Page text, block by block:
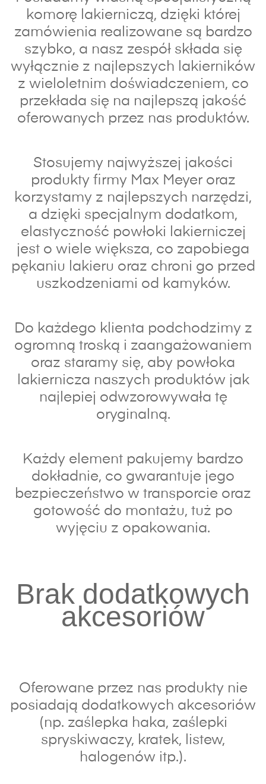
komorę lakierniczą, dzięki której
zamówienia realizowane są bardzo
szybko, a nasz zespół składa się
wyłącznie z najlepszych lakierników
z wieloletnim doświadczeniem, co
przekłada się na najlepszą jakość
oferowanych przez nas produktów.
Stosujemy najwyższej jakości
produkty firmy Max Meyer oraz
korzystamy z najlepszych narzędzi,
a dzięki specjalnym dodatkom,
elastyczność powłoki lakierniczej
jest o wiele większa, co zapobiega
pękaniu lakieru oraz chroni go przed
uszkodzeniami od kamyków.
Do każdego klienta podchodzimy z
ogromną troską i zaangażowaniem
oraz staramy się, aby powłoka
lakiernicza naszych produktów jak
najlepiej odwzorowywała tę
oryginalną.
Każdy element pakujemy bardzo
dokładnie, co gwarantuje jego
bezpieczeństwo w transporcie oraz
gotowość do montażu, tuż po
wyjęciu z opakowania.
Brak dodatkowych
akcesoriów
Oferowane przez nas produkty nie
posiadają dodatkowych akcesoriów
(np. zaślepka haka, zaślepki
spryskiwaczy, kratek, listew,
halogenów itp.).